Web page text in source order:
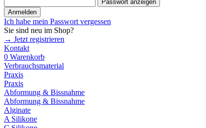
Passwort anzeigen
Anmelden
Ich habe mein Passwort vergessen
Sie sind neu im Shop?
→ Jetzt registrieren
Kontakt
0 Warenkorb
Verbrauchsmaterial
Praxis
Praxis
Abformung & Bissnahme
Abformung & Bissnahme
Alginate
A Silikone